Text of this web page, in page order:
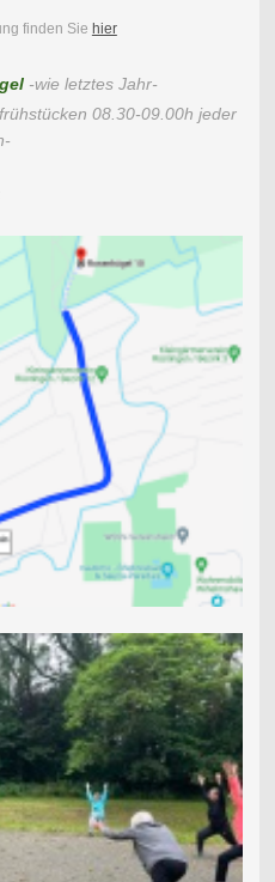
finden Sie hier
-wie letztes Jahr-
08.30-09.00h jeder